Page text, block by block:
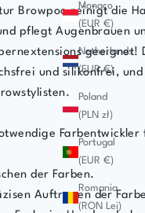
Monaco
(EUR €)
Netherlands
(EUR €)
Poland
(PLN zł)
Portugal
(EUR €)
Romania
(RON Lei)
Browpoo reinigt die
pflegt Augenbrauen
geeignet!
und silikonfrei,
Farbentwickler
der Farben.
Auftragen der